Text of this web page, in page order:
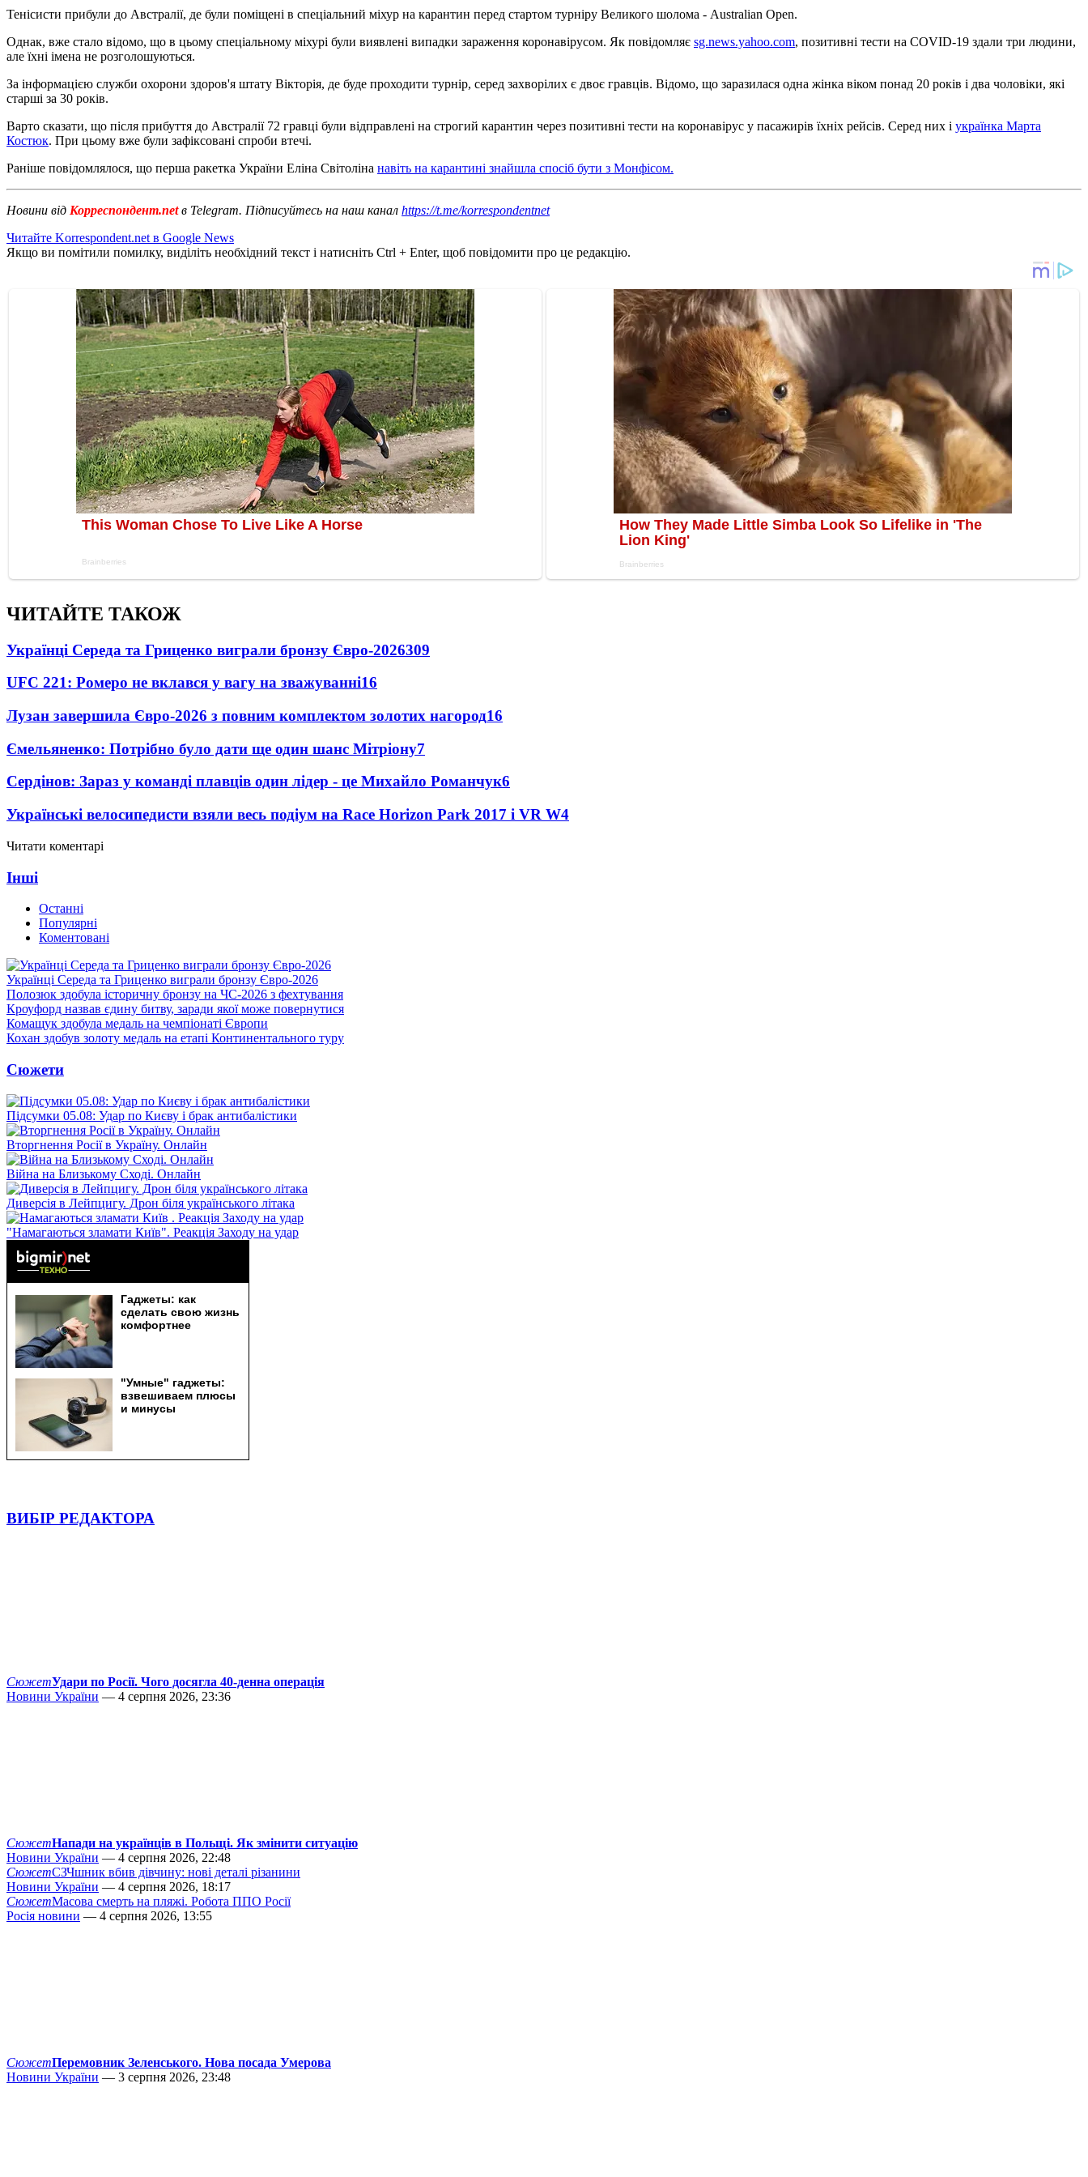
Тенісисти прибули до Австралії, де були поміщені в спеціальний міхур на карантин перед стартом турніру Великого шолома - Australian Open.
Однак, вже стало відомо, що в цьому спеціальному міхурі були виявлені випадки зараження коронавірусом. Як повідомляє sg.news.yahoo.com, позитивні тести на COVID-19 здали три людини,
але їхні імена не розголошуються.
За інформацією служби охорони здоров'я штату Вікторія, де буде проходити турнір, серед захворілих є двоє гравців. Відомо, що заразилася одна жінка віком понад 20 років і два чоловіки, які
старші за 30 років.
Варто сказати, що після прибуття до Австралії 72 гравці були відправлені на строгий карантин через позитивні тести на коронавірус у пасажирів їхніх рейсів. Серед них і українка Марта
Костюк. При цьому вже були зафіксовані спроби втечі.
Раніше повідомлялося, що перша ракетка України Еліна Світоліна навіть на карантині знайшла спосіб бути з Монфісом.
Новини від Корреспондент.netв Telegram. Підписуйтесь на наш канал https://t.me/korrespondentnet
Читайте Korrespondent.net в Google News
Якщо ви помітили помилку, виділіть необхідний текст і натисніть Ctrl + Enter, щоб повідомити про це редакцію.
ЧИТАЙТЕ ТАКОЖ
Українці Середа та Гриценко виграли бронзу Євро-2026309
UFC 221: Ромеро не вклався у вагу на зважуванні16
Лузан завершила Євро-2026 з повним комплектом золотих нагород16
Ємельяненко: Потрібно було дати ще один шанс Мітріону7
Сердінов: Зараз у команді плавців один лідер - це Михайло Романчук6
Українські велосипедисти взяли весь подіум на Race Horizon Park 2017 і VR W4
Читати коментарі
Інші
Останні
Популярні
Коментовані
Українці Середа та Гриценко виграли бронзу Євро-2026
Полозюк здобула історичну бронзу на ЧС-2026 з фехтування
Кроуфорд назвав єдину битву, заради якої може повернутися
Комащук здобула медаль на чемпіонаті Європи
Кохан здобув золоту медаль на етапі Континентального туру
Сюжети
Підсумки 05.08: Удар по Києву і брак антибалістики
Вторгнення Росії в Україну. Онлайн
Війна на Близькому Сході. Онлайн
Диверсія в Лейпцигу. Дрон біля українського літака
"Намагаються зламати Київ". Реакція Заходу на удар
ВИБІР РЕДАКТОРА
СюжетУдари по Росії. Чого досягла 40-денна операція
Новини України — 4 серпня 2026, 23:36
СюжетНапади на українців в Польщі. Як змінити ситуацію
Новини України — 4 серпня 2026, 22:48
СюжетСЗЧшник вбив дівчину: нові деталі різанини
Новини України — 4 серпня 2026, 18:17
СюжетМасова смерть на пляжі. Робота ППО Росії
Росія новини — 4 серпня 2026, 13:55
СюжетПеремовник Зеленського. Нова посада Умерова
Новини України — 3 серпня 2026, 23:48